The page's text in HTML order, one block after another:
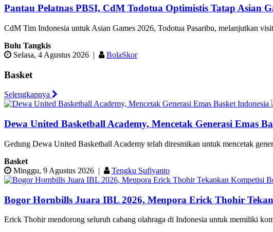
Pantau Pelatnas PBSI, CdM Todotua Optimistis Tatap Asian
CdM Tim Indonesia untuk Asian Games 2026, Todotua Pasaribu, melanjutkan
Bulu Tangkis
Selasa, 4 Agustus 2026 | BolaSkor
Basket
Selengkapnya
Dewa United Basketball Academy, Mencetak Generasi Emas
Gedung Dewa United Basketball Academy telah diresmikan untuk mencetak
Basket
Minggu, 9 Agustus 2026 | Tengku Sufiyanto
Bogor Hornbills Juara IBL 2026, Menpora Erick Thohir
Erick Thohir mendorong seluruh cabang olahraga di Indonesia untuk memiliki